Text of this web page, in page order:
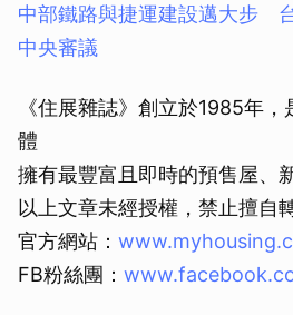
中部鐵路與捷運建設邁大步
中央審議
《住展雜誌》創立於1985年
體
擁有最豐富且即時的預售屋、
以上文章未經授權，禁止擅自
官方網站：
FB粉絲團：